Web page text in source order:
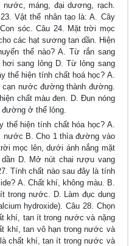
máng, đại dương, rạch.
Vật thể nhân tạo là: A. Cây
sóc. Câu 24. Mặt trời mọc
các hạt sương tan dần. Hiện
thể nào? A. Từ rắn sang
sang lỏng D. Từ lỏng sang
thể hiện tính chất hoá học? A.
nước đường thành đường.
chất màu đen. D. Đun nóng
ở thể lỏng.
thể hiện tính chất hóa học? A.
nước B. Cho 1 thìa đường vào
mọc lên, dưới ánh nắng mặt
D. Mở nút chai rượu vang
Tính chất nào sau đây là tính
A. Chất khí, không màu. B.
trong nước. D. Làm đục dung
hydroxide). Câu 28. Chọn
khí, tan ít trong nước và nặng
khí, tan vô hạn trong nước và
chất khí, tan ít trong nước và